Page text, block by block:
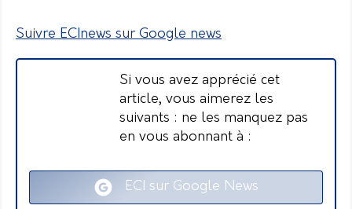
Suivre ECInews sur Google news
Si vous avez apprécié cet
article, vous aimerez les
suivants : ne les manquez pas
en vous abonnant à :
ECI sur Google News